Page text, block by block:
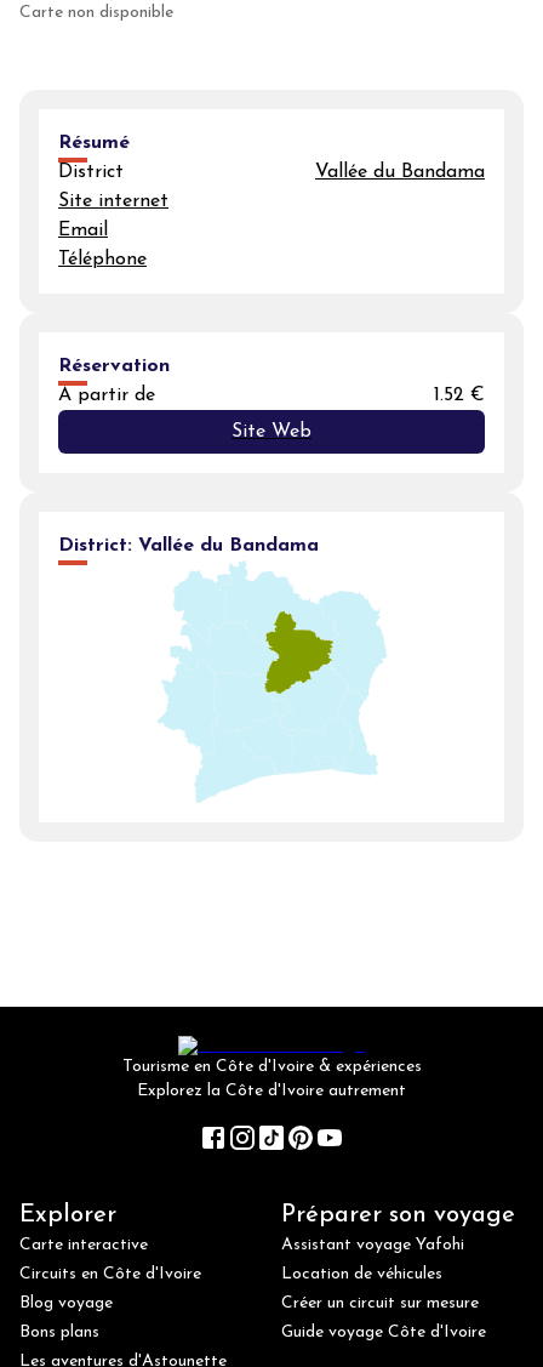
Carte non disponible
Résumé
District
Vallée du Bandama
Site internet
Email
Téléphone
Réservation
A partir de
1.52 €
Site Web
District: Vallée du Bandama
Tourisme en Côte d'Ivoire & expériences
Explorez la Côte d'Ivoire autrement
Explorer
Carte interactive
Circuits en Côte d'Ivoire
Blog voyage
Bons plans
Les aventures d'Astounette
Préparer son voyage
Assistant voyage Yafohi
Location de véhicules
Créer un circuit sur mesure
Guide voyage Côte d'Ivoire